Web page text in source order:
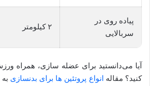
پیاده روی در
سربالایی
۲ کیلومتر
آیا می‌دانستید برای عضله سازی، همراه
کنید؟ مقاله
انواع پروتئین ها برای بدنسازی